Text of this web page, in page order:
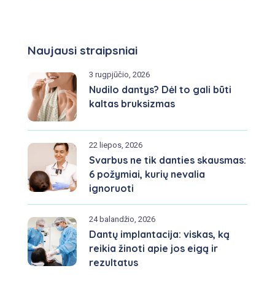
Naujausi straipsniai
3 rugpjūčio, 2026
Nudilo dantys? Dėl to gali būti
kaltas bruksizmas
22 liepos, 2026
Svarbus ne tik danties skausmas:
6 požymiai, kurių nevalia
ignoruoti
24 balandžio, 2026
Dantų implantacija: viskas, ką
reikia žinoti apie jos eigą ir
rezultatus